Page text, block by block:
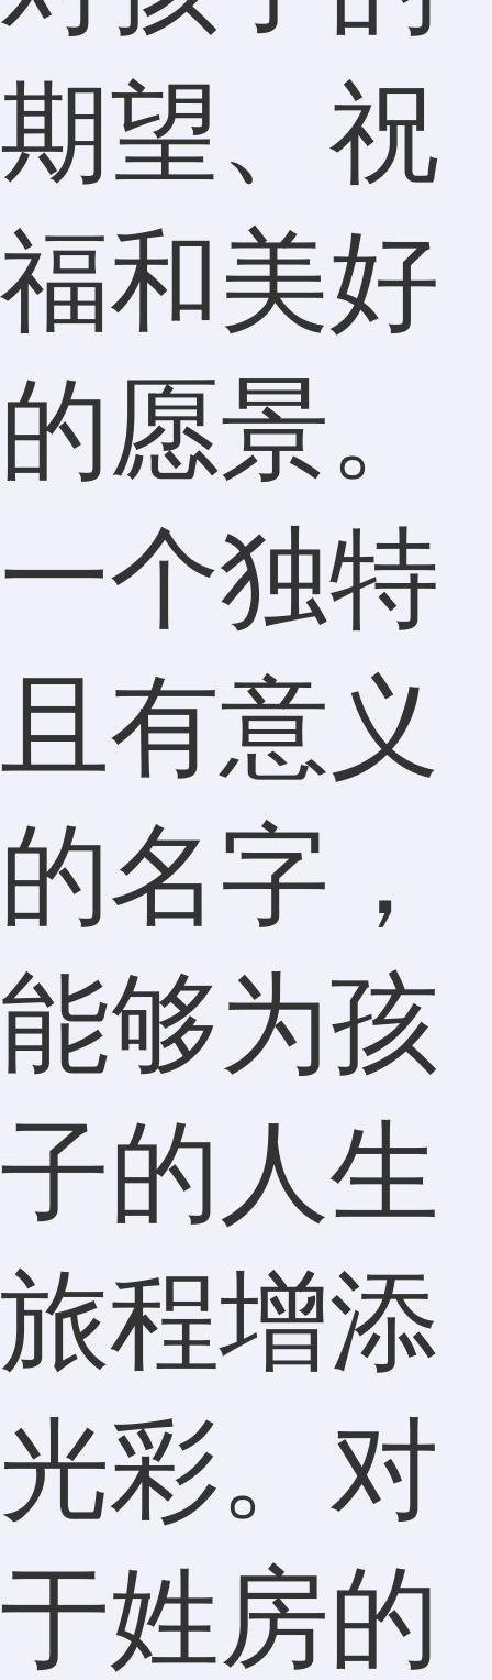
期望、祝
福和美好
的愿景。
一个独特
且有意义
的名字，
能够为孩
子的人生
旅程增添
光彩。对
于姓房的